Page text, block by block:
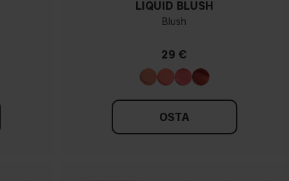
LIQUID BLUSH
Blush
29 €
OSTA